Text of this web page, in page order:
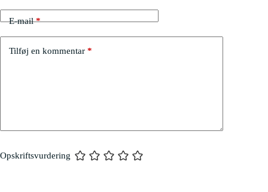
E-mail*
Tilføj en kommentar *
Opskriftsvurdering